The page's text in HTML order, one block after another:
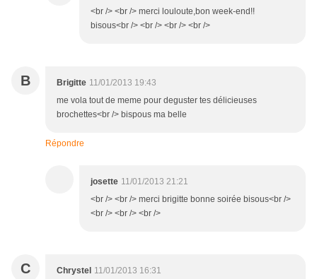
<br /> <br /> merci louloute,bon week-end!!
bisous<br /> <br /> <br /> <br />
B Brigitte 11/01/2013 19:43
me vola tout de meme pour deguster tes délicieuses
brochettes<br /> bispous ma belle
Répondre
josette 11/01/2013 21:21
<br /> <br /> merci brigitte bonne soirée bisous<br />
<br /> <br /> <br />
C Chrystel 11/01/2013 16:31